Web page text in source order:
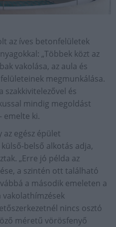
az íves betonfelületek
„Többek közt az
vakolása, az aula és
megmunkálása.
szakkivitelezővel és
mindig megoldást
emelte ki.
az egész épület
belső alkotás adja,
„Erre jó példa az
a szintén ott található
a második emeleten a
nincs osztó
méretű vörösfenyő